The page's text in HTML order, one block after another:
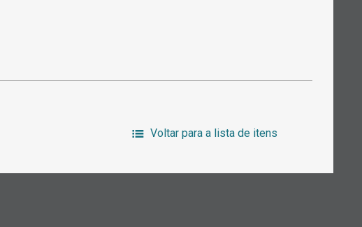
Voltar para a lista de itens